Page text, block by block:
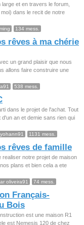
large et en travers le forum,
dans le recit de notre
134 mess.
rêves à ma chérie
un grand plaisir que nous
allons faire construire une
538 mess.
dans le projet de l'achat. Tout
an et demie sans rien qui
1131 mess.
rêves de famille
realiser notre projet de maison
plans et bien cela a ete
oliveira91 74 mess.
Français-
Bois
est une maison R1
est Nemesis 120 de chez